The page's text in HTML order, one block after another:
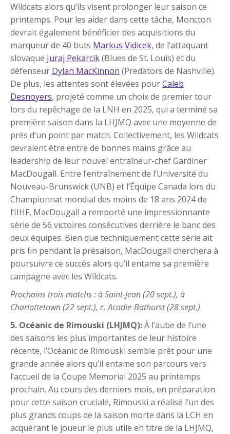
Wildcats alors qu’ils visent prolonger leur saison ce
printemps. Pour les aider dans cette tâche, Moncton
devrait également bénéficier des acquisitions du
marqueur de 40 buts Markus Vidicek, de l’attaquant
slovaque Juraj Pekarcik(Blues de St. Louis) et du
défenseur Dylan MacKinnon (Predators de Nashville).
De plus, les attentes sont élevées pourCaleb
Desnoyers, projeté comme un choix de premier tour
lors du repêchage de la LNH en 2025, qui a terminé sa
première saison dans la LHJMQ avec une moyenne de
près d’un point par match. Collectivement, les Wildcats
devraient être entre de bonnes mains grâce au
leadership de leur nouvel entraîneur-chef Gardiner
MacDougall. Entre l’entraînement de l’Université du
Nouveau-Brunswick (UNB) et l’Équipe Canada lors du
Championnat mondial des moins de 18 ans 2024 de
l’IIHF, MacDougall a remporté une impressionnante
série de 56 victoires consécutives derrière le banc des
deux équipes. Bien que techniquement cette série ait
pris fin pendant la présaison, MacDougall cherchera à
poursuivre ce succès alors qu’il entame sa première
campagne avec les Wildcats.
Prochains trois matchs : à Saint-Jean (20 sept.), à
Charlottetown (22 sept.), c. Acadie-Bathurst (28 sept.)
5. Océanic de Rimouski (LHJMQ):À l’aube de l’une
des saisons les plus importantes de leur histoire
récente, l’Océanic de Rimouski semble prêt pour une
grande année alors qu’il entame son parcours vers
l’accueil de la Coupe Memorial 2025 au printemps
prochain. Au cours des derniers mois, en préparation
pour cette saison cruciale, Rimouski a réalisé l’un des
plus grands coups de la saison morte dans la LCH en
acquérant le joueur le plus utile en titre de la LHJMQ,